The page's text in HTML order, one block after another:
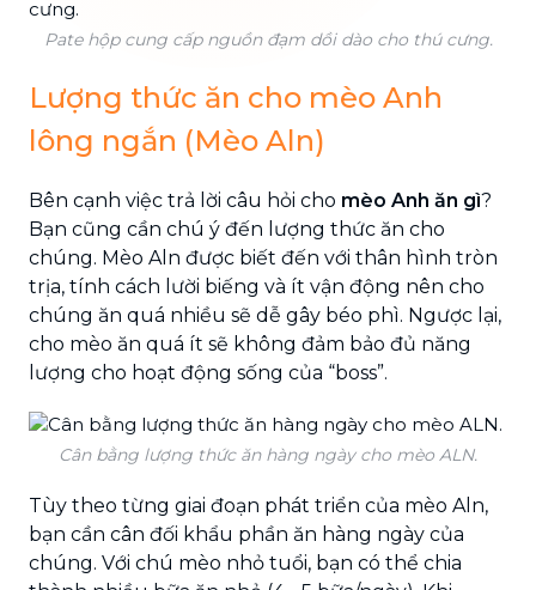
Pate hộp cung cấp nguồn đạm dồi dào cho thú cưng.
Lượng thức ăn cho mèo Anh
lông ngắn (Mèo Aln)
Bên cạnh việc trả lời câu hỏi cho mèo Anh ăn gì?
Bạn cũng cần chú ý đến lượng thức ăn cho
chúng. Mèo Aln được biết đến với thân hình tròn
trịa, tính cách lười biếng và ít vận động nên cho
chúng ăn quá nhiều sẽ dễ gây béo phì. Ngược lại,
cho mèo ăn quá ít sẽ không đảm bảo đủ năng
lượng cho hoạt động sống của “boss”.
Cân bằng lượng thức ăn hàng ngày cho mèo ALN.
Tùy theo từng giai đoạn phát triển của mèo Aln,
bạn cần cân đối khẩu phần ăn hàng ngày của
chúng. Với chú mèo nhỏ tuổi, bạn có thể chia